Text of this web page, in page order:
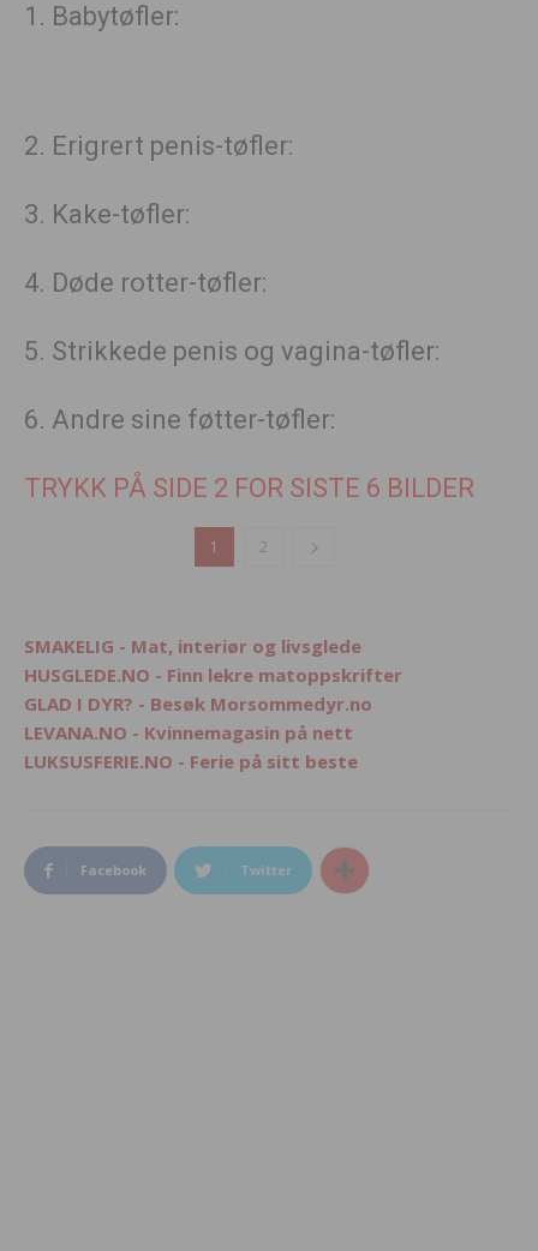
1. Babytøfler:
2. Erigrert penis-tøfler:
3. Kake-tøfler:
4. Døde rotter-tøfler:
5. Strikkede penis og vagina-tøfler:
6. Andre sine føtter-tøfler:
TRYKK PÅ SIDE 2 FOR SISTE 6 BILDER
1 2
SMAKELIG - Mat, interiør og livsglede
HUSGLEDE.NO - Finn lekre matoppskrifter
GLAD I DYR? - Besøk Morsommedyr.no
LEVANA.NO - Kvinnemagasin på nett
LUKSUSFERIE.NO - Ferie på sitt beste
Facebook Twitter